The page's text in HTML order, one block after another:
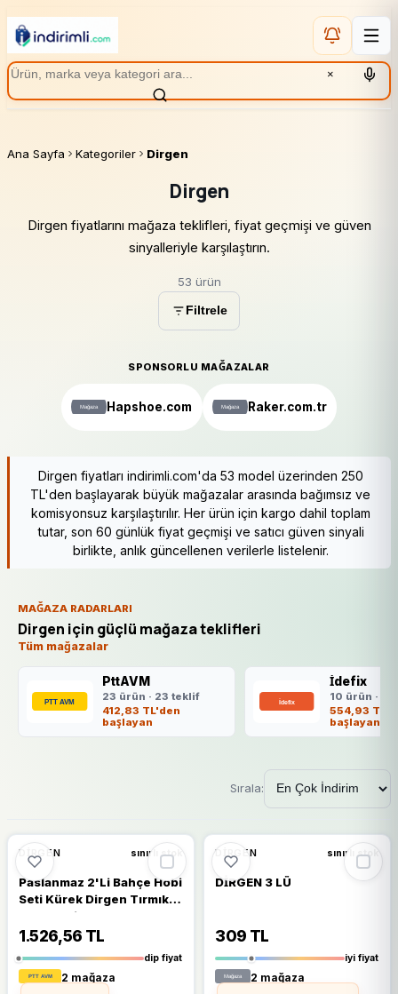
×
Ana Sayfa Kategoriler Dirgen
Dirgen
Dirgen fiyatlarını mağaza teklifleri, fiyat geçmişi ve güven
sinyalleriyle karşılaştırın.
53 ürün
Filtrele
SPONSORLU MAĞAZALAR
Hapshoe.com Raker.com.tr
Dirgen fiyatları indirimli.com'da 53 model üzerinden 250
TL'den başlayarak büyük mağazalar arasında bağımsız ve
komisyonsuz karşılaştırılır. Her ürün için kargo dahil toplam
tutar, son 60 günlük fiyat geçmişi ve satıcı güven sinyali
birlikte, anlık güncellenen verilerle listelenir.
MAĞAZA RADARLARI
Dirgen için güçlü mağaza teklifleri
Tüm mağazalar
PttAVM
23 ürün · 23 teklif
412,83 TL'den
başlayan
İdefix
10 ürün ·
554,93
başlayan
Sırala:
%67 %67 DÜŞTÜ
DIRGEN sınırlı stok
Paslanmaz 2'Li Bahçe Hobi
Seti Kürek Dirgen Tırmık
Ergonomik Ahşap Sap
Tarla Balkon Sebze Çiçek
1.526,56 TL
dip fiyat
2 mağaza
%47 %47 DÜŞTÜ
DİRGEN sınırlı stok
DİRGEN 3 LÜ
309 TL
iyi fiyat
2 mağaza